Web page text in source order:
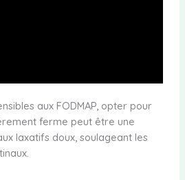
aux FODMAP, opter pour
ferme peut être une
laxatifs doux, soulageant les